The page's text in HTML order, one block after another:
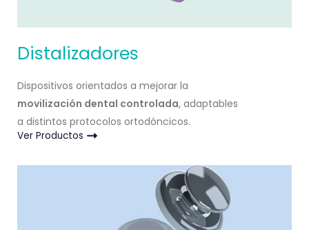
Distalizadores
Dispositivos orientados a mejorar la
movilización dental controlada, adaptables
a distintos protocolos ortodóncicos.
Ver Productos